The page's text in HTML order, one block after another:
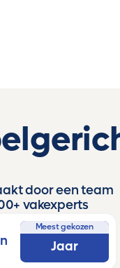
door een team
vakexperts
Meest gekozen
Jaar